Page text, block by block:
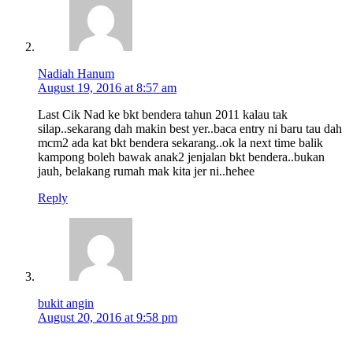
Nadiah Hanum
August 19, 2016 at 8:57 am
Last Cik Nad ke bkt bendera tahun 2011 kalau tak
silap..sekarang dah makin best yer..baca entry ni baru tau dah
mcm2 ada kat bkt bendera sekarang..ok la next time balik
kampong boleh bawak anak2 jenjalan bkt bendera..bukan
jauh, belakang rumah mak kita jer ni..hehee
Reply
bukit angin
August 20, 2016 at 9:58 pm